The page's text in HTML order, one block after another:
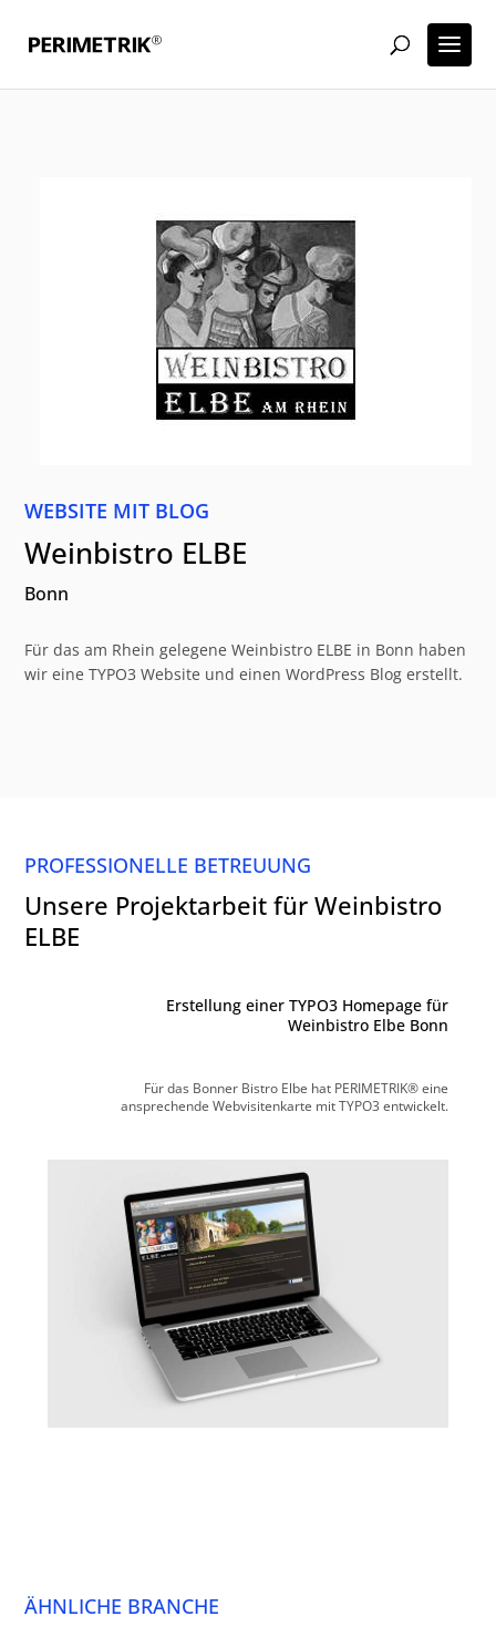
WEBSITE MIT BLOG
Weinbistro ELBE
Bonn
Für das am Rhein gelegene Weinbistro ELBE in Bonn haben
wir eine TYPO3 Website und einen WordPress Blog erstellt.
PROFESSIONELLE BETREUUNG
Unsere Projektarbeit für Weinbistro
ELBE
Erstellung einer TYPO3 Homepage für
Weinbistro Elbe Bonn
Für das Bonner Bistro Elbe hat PERIMETRIK® eine
ansprechende Webvisitenkarte mit TYPO3 entwickelt.
ÄHNLICHE BRANCHE